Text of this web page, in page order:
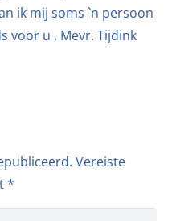
ik mij soms `n persoon
voor u , Mevr. Tijdink
Vereiste
*